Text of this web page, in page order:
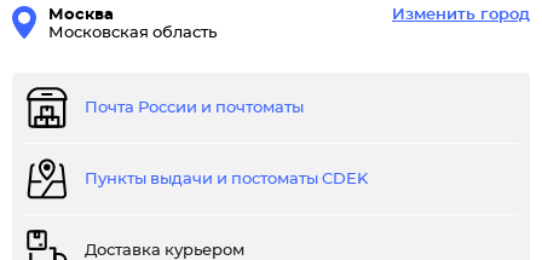
Москва
Московская область
Изменить город
Почта России и почтоматы
Пункты выдачи и постоматы CDEK
Доставка курьером